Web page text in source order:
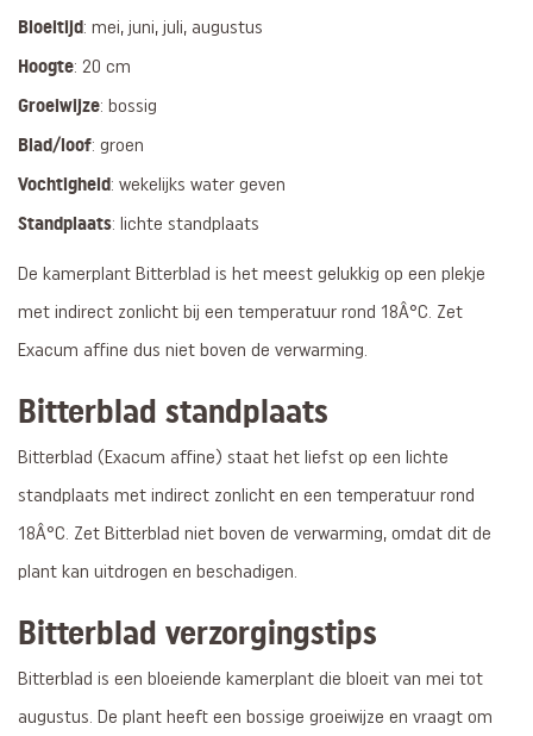
Bloeitijd: mei, juni, juli, augustus
Hoogte: 20 cm
Groeiwijze: bossig
Blad/loof: groen
Vochtigheid: wekelijks water geven
Standplaats: lichte standplaats
De kamerplant Bitterblad is het meest gelukkig op een plekje
met indirect zonlicht bij een temperatuur rond 18Â°C. Zet
Exacum affine dus niet boven de verwarming.
Bitterblad standplaats
Bitterblad (Exacum affine) staat het liefst op een lichte
standplaats met indirect zonlicht en een temperatuur rond
18Â°C. Zet Bitterblad niet boven de verwarming, omdat dit de
plant kan uitdrogen en beschadigen.
Bitterblad verzorgingstips
Bitterblad is een bloeiende kamerplant die bloeit van mei tot
augustus. De plant heeft een bossige groeiwijze en vraagt om